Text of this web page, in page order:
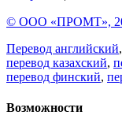
© ООО «ПРОМТ»,
Перевод английский,
перевод казахский,
перевод финский,
Возможности